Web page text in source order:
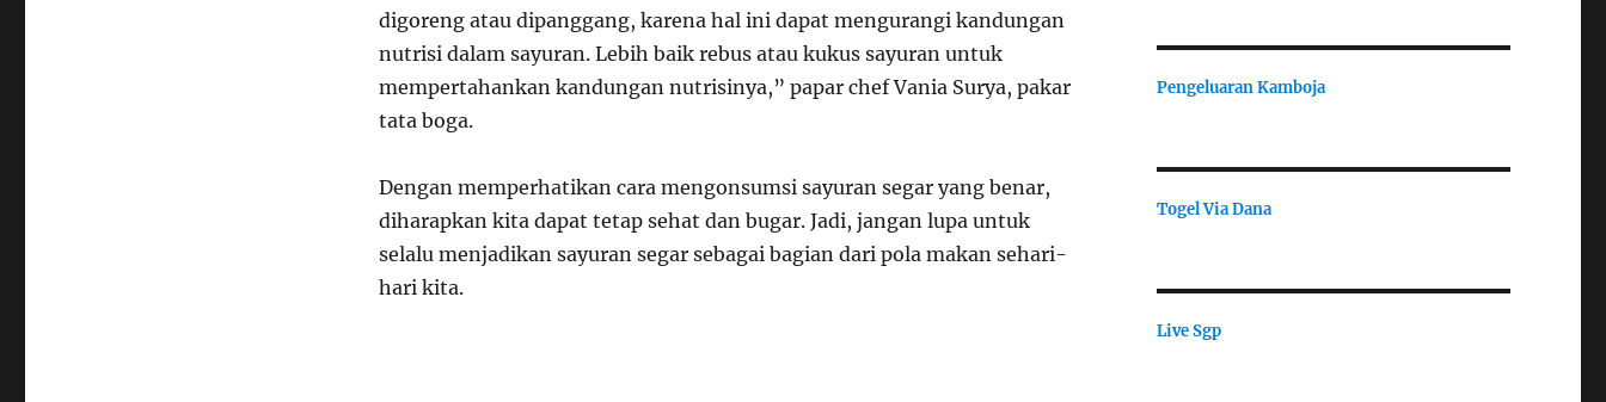
digoreng atau dipanggang, karena hal ini dapat mengurangi kandungan
nutrisi dalam sayuran. Lebih baik rebus atau kukus sayuran untuk
mempertahankan kandungan nutrisinya,” papar chef Vania Surya, pakar
tata boga.
Dengan memperhatikan cara mengonsumsi sayuran segar yang benar,
diharapkan kita dapat tetap sehat dan bugar. Jadi, jangan lupa untuk
selalu menjadikan sayuran segar sebagai bagian dari pola makan sehari-
hari kita.
Pengeluaran Kamboja
Togel Via Dana
Live Sgp